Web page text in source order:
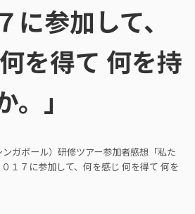
に参加して、
を得て 何を持
。」
ガポール）研修ツアー参加者感想「私た
１７に参加して、何を感じ 何を得て 何を